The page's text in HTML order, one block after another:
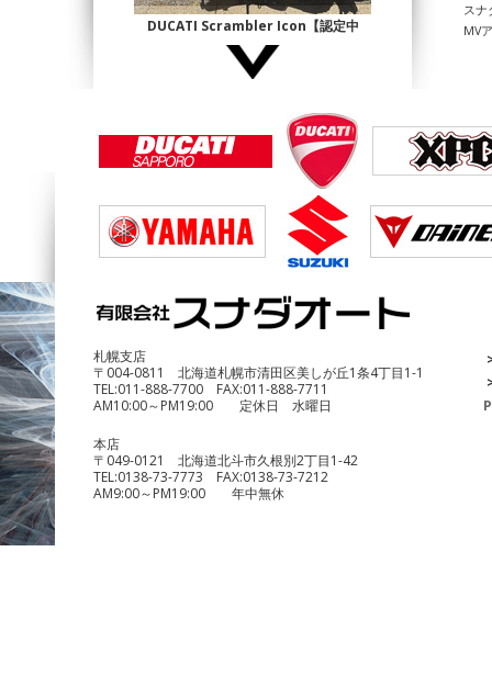
DUCATI Scrambler Icon【認定中
古】
¥1,140,000
¥690,000
スナ
MV
札幌支店
〒004-0811 北海道札幌市清田区美しが丘1条4丁目1-1
TEL:011-888-7700 FAX:011-888-7711
AM10:00～PM19:00 定休日 水曜日
本店
〒049-0121 北海道北斗市久根別2丁目1-42
TEL:0138-73-7773 FAX:0138-73-7212
AM9:00～PM19:00 年中無休